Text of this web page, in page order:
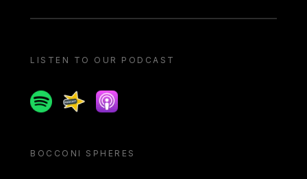
LISTEN TO OUR PODCAST
SpotifySpreakerApple podcast
BOCCONI SPHERES